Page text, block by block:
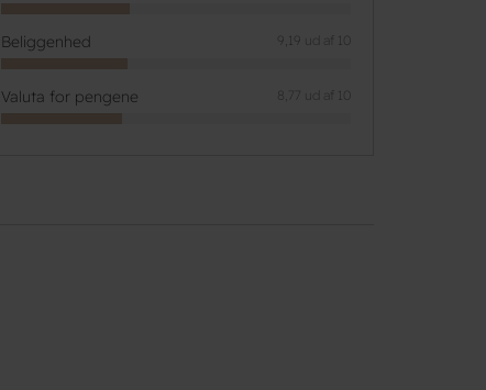
Beliggenhed 9,19 ud af 10
Valuta for pengene 8,77 ud af 10